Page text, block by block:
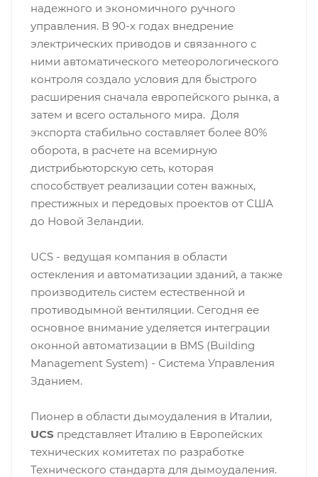
надежного и экономичного ручного
управления. В 90-х годах внедрение
электрических приводов и связанного с
ними автоматического метеорологического
контроля создало условия для быстрого
расширения сначала европейского рынка, а
затем и всего остального мира. Доля
экспорта стабильно составляет более 80%
оборота, в расчете на всемирную
дистрибьюторскую сеть, которая
способствует реализации сотен важных,
престижных и передовых проектов от США
до Новой Зеландии.
UCS - ведущая компания в области
остекления и автоматизации зданий, а также
производитель систем естественной и
противодымной вентиляции. Сегодня ее
основное внимание уделяется интеграции
оконной автоматизации в BMS (Building
Management System) - Система Управления
Зданием.
Пионер в области дымоудаления в Италии,
UCS представляет Италию в Европейских
технических комитетах по разработке
Технического стандарта для дымоудаления.